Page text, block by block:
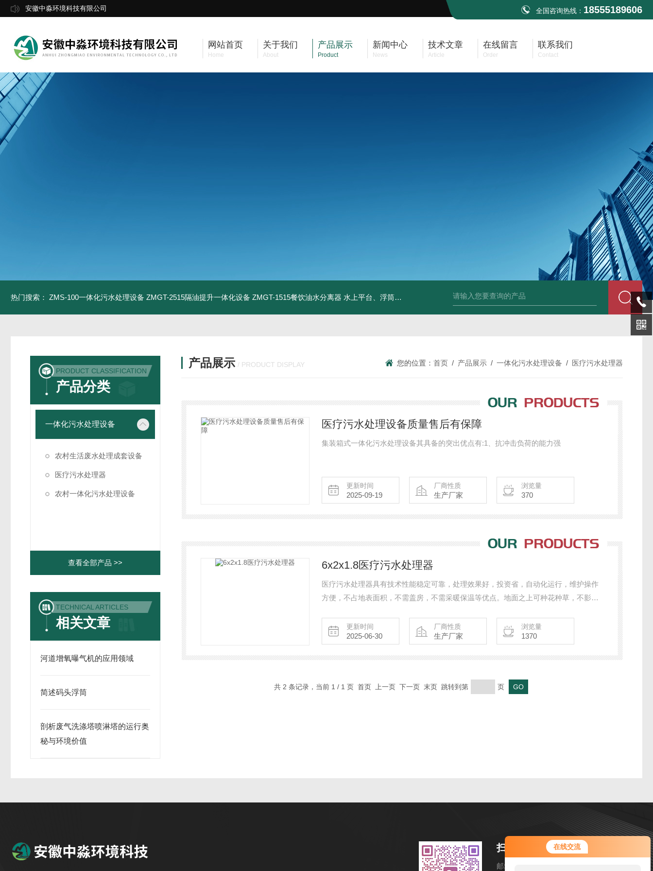
在线交流
安徽中淼环境科技有限公司 全国咨询热线： 18555189606
网站首页
Home
关于我们
About
产品展示
Product
新闻中心
News
技术文章
Article
在线留言
Order
联系我们
Contact
热门搜索： ZMS-100一体化污水处理设备 ZMGT-2515隔油提升一体化设备 ZMGT-1515餐饮油水分离器 水上平台、浮筒码头 管式微孔曝气器质量品质有保障 太阳能喷泉曝气机ZJ-TYP400-550-750-
PRODUCT CLASSIFICATION
产品分类
一体化污水处理设备
农村生活废水处理成套设备
医疗污水处理器
农村一体化污水处理设备
查看全部产品 >>
TECHNICAL ARTICLES
相关文章
河道增氧曝气机的应用领域
简述码头浮筒
剖析废气洗涤塔喷淋塔的运行奥
秘与环境价值
产品展示 / PRODUCT DISPLAY 您的位置： 首页 / 产品展示 / 一体化污水处理设备 / 医疗污水处理器
医疗污水处理设备质量售后有保障
集装箱式一体化污水处理设备其具备的突出优点有:1、抗冲击负荷的能力强
更新时间
2025-09-19
厂商性质
生产厂家
浏览量
370
6x2x1.8医疗污水处理器
医疗污水处理器具有技术性能稳定可靠，处理效果好，投资省，自动化运行，维护操作
方便，不占地表面积，不需盖房，不需采暖保温等优点。地面之上可种花种草，不影响
更新时间
2025-06-30
厂商性质
生产厂家
浏览量
1370
共 2 条记录，当前 1 / 1 页 首页 上一页 下一页 末页 跳转到第 页
扫码加微信
邮箱：ahzmhj@126.com